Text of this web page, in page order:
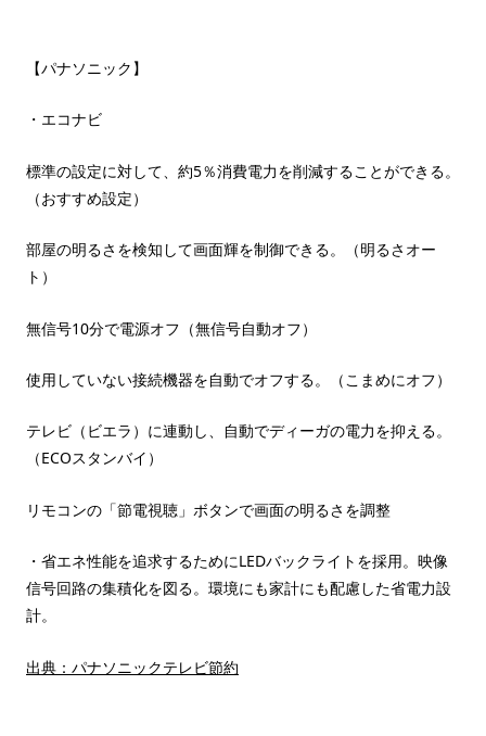
【パナソニック】
・エコナビ
標準の設定に対して、約5％消費電力を削減することができる。
（おすすめ設定）
部屋の明るさを検知して画面輝を制御できる。（明るさオー
ト）
無信号10分で電源オフ（無信号自動オフ）
使用していない接続機器を自動でオフする。（こまめにオフ）
テレビ（ビエラ）に連動し、自動でディーガの電力を抑える。
（ECOスタンバイ）
リモコンの「節電視聴」ボタンで画面の明るさを調整
・省エネ性能を追求するためにLEDバックライトを採用。映像
信号回路の集積化を図る。環境にも家計にも配慮した省電力設
計。
出典：パナソニックテレビ節約